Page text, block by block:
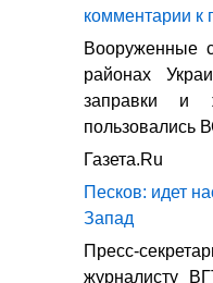
комментарии к
Вооруженные
районах
заправки и
пользовались
Газета.Ru
Песков: идет
Запад
Пресс-
журналисту